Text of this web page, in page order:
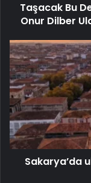
Taşacak Bu
Onur Dilber
Sakarya’da